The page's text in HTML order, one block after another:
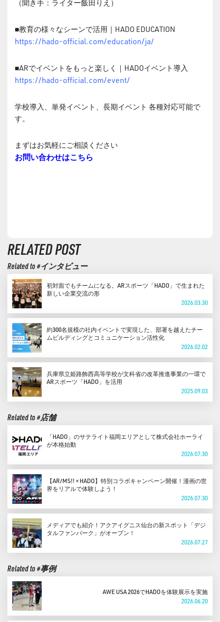
（聞き手：ライター飯田りえ）
■教育の様々なシーンで活用｜HADO EDUCATION
https://hado-official.com/education/ja/
■ARでイベントをもっと楽しく｜HADOイベント導入
https://hado-official.com/event/
学校導入、単発イベント、長期イベント 各種対応可能で
す。
まずはお気軽にご相談ください
お問い合わせはこちら
RELATED POST
Related to #インタビュー
初対面でもチームになる。ARスポーツ「HADO」で生まれた
新しい企業交流の形
2026.03.30
約300名規模の社内イベントで実現した、部署を越えたチー
ムビルディングとコミュニケーション活性化
2026.02.02
兵庫県立姫路飾西高等学校が文科省の改革推進事業の一環で
ARスポーツ「HADO」を活用
2025.09.03
Related to #店舗
「HADO」のサテライト福岡エリアとして株式会社ホーライ
が本格始動
2026.07.30
【AR/MS!! × HADO】特別コラボキャンペーン開催！漫画の世
界をリアルで体験しよう！
2026.07.30
メディアでも紹介！アクアイグニス仙台の新スポット「デジ
タルファンパーク」がオープン！
2026.07.27
Related to #事例
AWE USA 2026でHADOを体験展示を実施
2026.06.20